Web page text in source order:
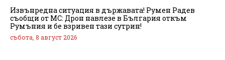
Извънредна ситуация в държавата! Румен Радев
съобщи от МС: Дрон навлезе в България откъм
Румъния и бе взривен тази сутрин!
събота, 8 август 2026